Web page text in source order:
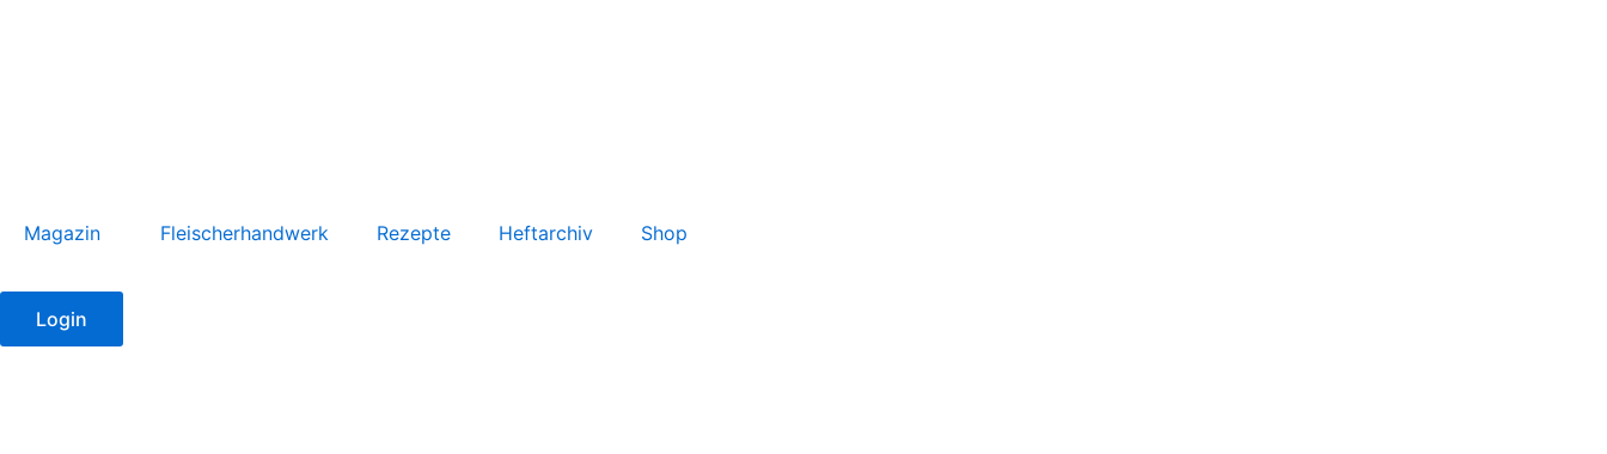
Magazin Fleischerhandwerk Rezepte Heftarchiv Shop
Login